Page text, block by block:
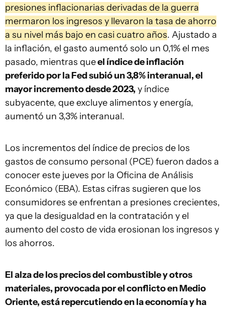
presiones inflacionarias derivadas de la guerra
mermaron los ingresos y llevaron la tasa de ahorro
a su nivel más bajo en casi cuatro años. Ajustado a
la inflación, el gasto aumentó solo un 0,1% el mes
pasado, mientras queel índice de inflación
preferido por la Fed subió un 3,8% interanual, el
mayor incremento desde 2023, y índice
subyacente, que excluye alimentos y energía,
aumentó un 3,3% interanual.
Los incrementos del índice de precios de los
gastos de consumo personal (PCE) fueron dados a
conocer este jueves por la Oficina de Análisis
Económico (EBA). Estas cifras sugieren que los
consumidores se enfrentan a presiones crecientes,
ya que la desigualdad en la contratación y el
aumento del costo de vida erosionan los ingresos y
los ahorros.
El alza de los precios del combustible y otros
materiales, provocada por el conflicto en Medio
Oriente, está repercutiendo en la economía y ha